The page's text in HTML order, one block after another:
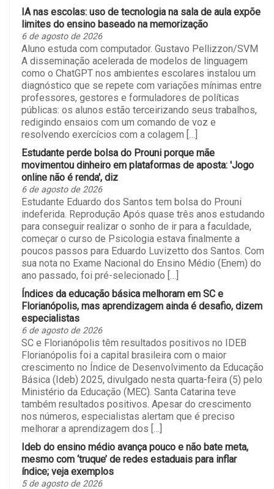
IA nas escolas: uso de tecnologia na sala de aula expõe
limites do ensino baseado na memorização
6 de agosto de 2026
Aluno estuda com computador. Gustavo Pellizzon/SVM
A disseminação acelerada de modelos de linguagem
como o ChatGPT nos ambientes escolares instalou um
diagnóstico que se repete com variações mínimas entre
professores, gestores e formuladores de políticas
públicas: os alunos estão terceirizando seus trabalhos,
redigindo ensaios com um comando de voz e
resolvendo exercícios com a colagem […]
Estudante perde bolsa do Prouni porque mãe
movimentou dinheiro em plataformas de aposta: 'Jogo
online não é renda', diz
6 de agosto de 2026
Estudante Eduardo dos Santos tem bolsa do Prouni
indeferida. Reprodução Após quase três anos estudando
para conseguir realizar o sonho de ir para a faculdade,
começar o curso de Psicologia estava finalmente a
poucos passos para Eduardo Luvizetto dos Santos. Com
sua nota no Exame Nacional do Ensino Médio (Enem) do
ano passado, foi pré-selecionado […]
Índices da educação básica melhoram em SC e
Florianópolis, mas aprendizagem ainda é desafio, dizem
especialistas
6 de agosto de 2026
SC e Florianópolis têm resultados positivos no IDEB
Florianópolis foi a capital brasileira com o maior
crescimento no Índice de Desenvolvimento da Educação
Básica (Ideb) 2025, divulgado nesta quarta-feira (5) pelo
Ministério da Educação (MEC). Santa Catarina teve
também resultados positivos. Apesar do crescimento
nos números, especialistas alertam que é preciso
melhorar a aprendizagem dos […]
Ideb do ensino médio avança pouco e não bate meta,
mesmo com ‘truque’ de redes estaduais para inflar
índice; veja exemplos
5 de agosto de 2026